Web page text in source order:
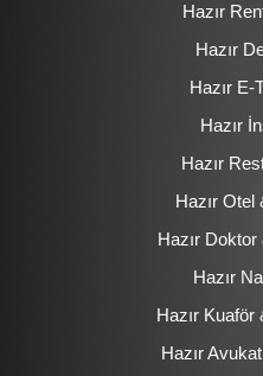
Hazır
Hazır
Hazır E-
Hazır
Hazır
Hazır Otel
Hazır
Hazır
Hazır
Hazır